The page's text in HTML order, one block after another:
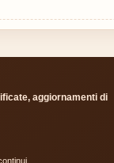
aggiornamenti di